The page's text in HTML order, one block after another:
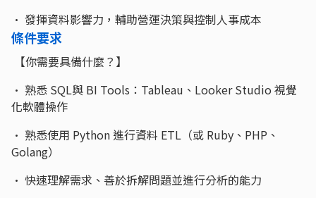
• 發揮資料影響力，輔助營運決策與控制人事成本
條件要求
【你需要具備什麼？】
• 熟悉 SQL與 BI Tools：Tableau、Looker Studio 視覺
化軟體操作
• 熟悉使用 Python 進行資料 ETL（或 Ruby、PHP、
Golang）
• 快速理解需求、善於拆解問題並進行分析的能力